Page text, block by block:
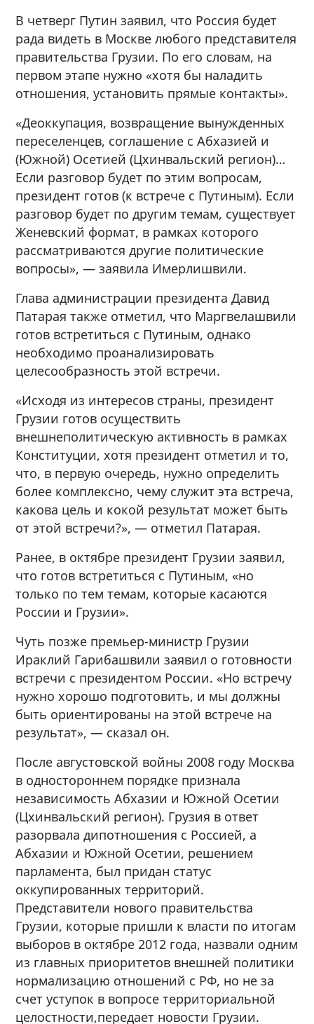
В четверг Путин заявил, что Россия будет
рада видеть в Москве любого представителя
правительства Грузии. По его словам, на
первом этапе нужно «хотя бы наладить
отношения, установить прямые контакты».
«Деоккупация, возвращение вынужденных
переселенцев, соглашение с Абхазией и
(Южной) Осетией (Цхинвальский регион)…
Если разговор будет по этим вопросам,
президент готов (к встрече с Путиным). Если
разговор будет по другим темам, существует
Женевский формат, в рамках которого
рассматриваются другие политические
вопросы», — заявила Имерлишвили.
Глава администрации президента Давид
Патарая также отметил, что Маргвелашвили
готов встретиться с Путиным, однако
необходимо проанализировать
целесообразность этой встречи.
«Исходя из интересов страны, президент
Грузии готов осуществить
внешнеполитическую активность в рамках
Конституции, хотя президент отметил и то,
что, в первую очередь, нужно определить
более комплексно, чему служит эта встреча,
какова цель и кокой результат может быть
от этой встречи?», — отметил Патарая.
Ранее, в октябре президент Грузии заявил,
что готов встретиться с Путиным, «но
только по тем темам, которые касаются
России и Грузии».
Чуть позже премьер-министр Грузии
Ираклий Гарибашвили заявил о готовности
встречи с президентом России. «Но встречу
нужно хорошо подготовить, и мы должны
быть ориентированы на этой встрече на
результат», — сказал он.
После августовской войны 2008 году Москва
в одностороннем порядке признала
независимость Абхазии и Южной Осетии
(Цхинвальский регион). Грузия в ответ
разорвала дипотношения с Россией, а
Абхазии и Южной Осетии, решением
парламента, был придан статус
оккупированных территорий.
Представители нового правительства
Грузии, которые пришли к власти по итогам
выборов в октябре 2012 года, назвали одним
из главных приоритетов внешней политики
нормализацию отношений с РФ, но не за
счет уступок в вопросе территориальной
целостности,передает новости Грузии.